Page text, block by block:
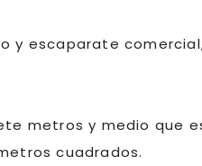
y escaparate
metros y medio que
cuadrados.